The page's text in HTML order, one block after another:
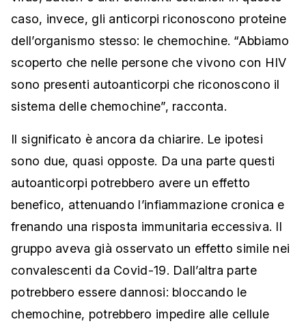
caso, invece, gli anticorpi riconoscono proteine
dell’organismo stesso: le chemochine. “Abbiamo
scoperto che nelle persone che vivono con HIV
sono presenti autoanticorpi che riconoscono il
sistema delle chemochine”, racconta.
Il significato è ancora da chiarire. Le ipotesi
sono due, quasi opposte. Da una parte questi
autoanticorpi potrebbero avere un effetto
benefico, attenuando l’infiammazione cronica e
frenando una risposta immunitaria eccessiva. Il
gruppo aveva già osservato un effetto simile nei
convalescenti da Covid-19. Dall’altra parte
potrebbero essere dannosi: bloccando le
chemochine, potrebbero impedire alle cellule